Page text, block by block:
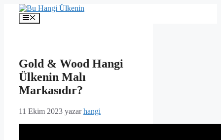
İçeriğe
Menü
Gold & Wood Hangi
Ülkenin Malı
Markasıdır?
11 Ekim 2023 yazarhangi